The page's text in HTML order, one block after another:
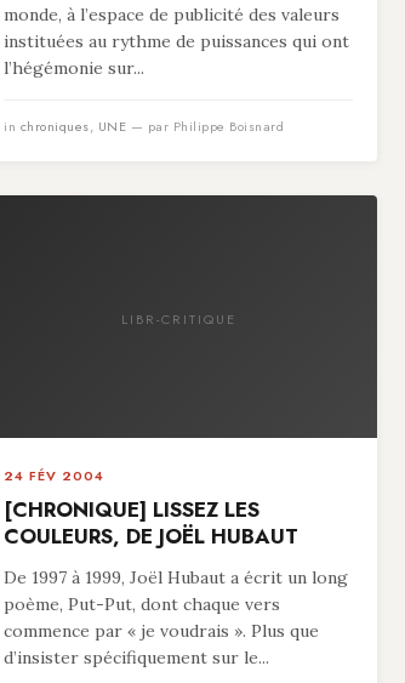
monde, à l’espace de publicité des valeurs
instituées au rythme de puissances qui ont
l’hégémonie sur...
in chroniques, UNE — par Philippe Boisnard
LIBR-CRITIQUE
24 FÉV 2004
[CHRONIQUE] LISSEZ LES
COULEURS, DE JOËL HUBAUT
De 1997 à 1999, Joël Hubaut a écrit un long
poème, Put-Put, dont chaque vers
commence par « je voudrais ». Plus que
d’insister spécifiquement sur le...